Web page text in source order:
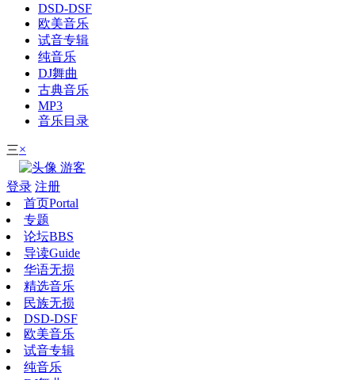
DSD-DSF
欧美音乐
试音专辑
纯音乐
DJ舞曲
古典音乐
MP3
音乐目录
三×
游客
登录 注册
首页Portal
专题
论坛BBS
导读Guide
华语无损
精选音乐
民族无损
DSD-DSF
欧美音乐
试音专辑
纯音乐